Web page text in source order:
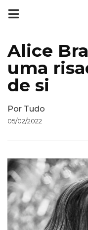
Alice
uma
de si
Por Tudo
05/02/2022